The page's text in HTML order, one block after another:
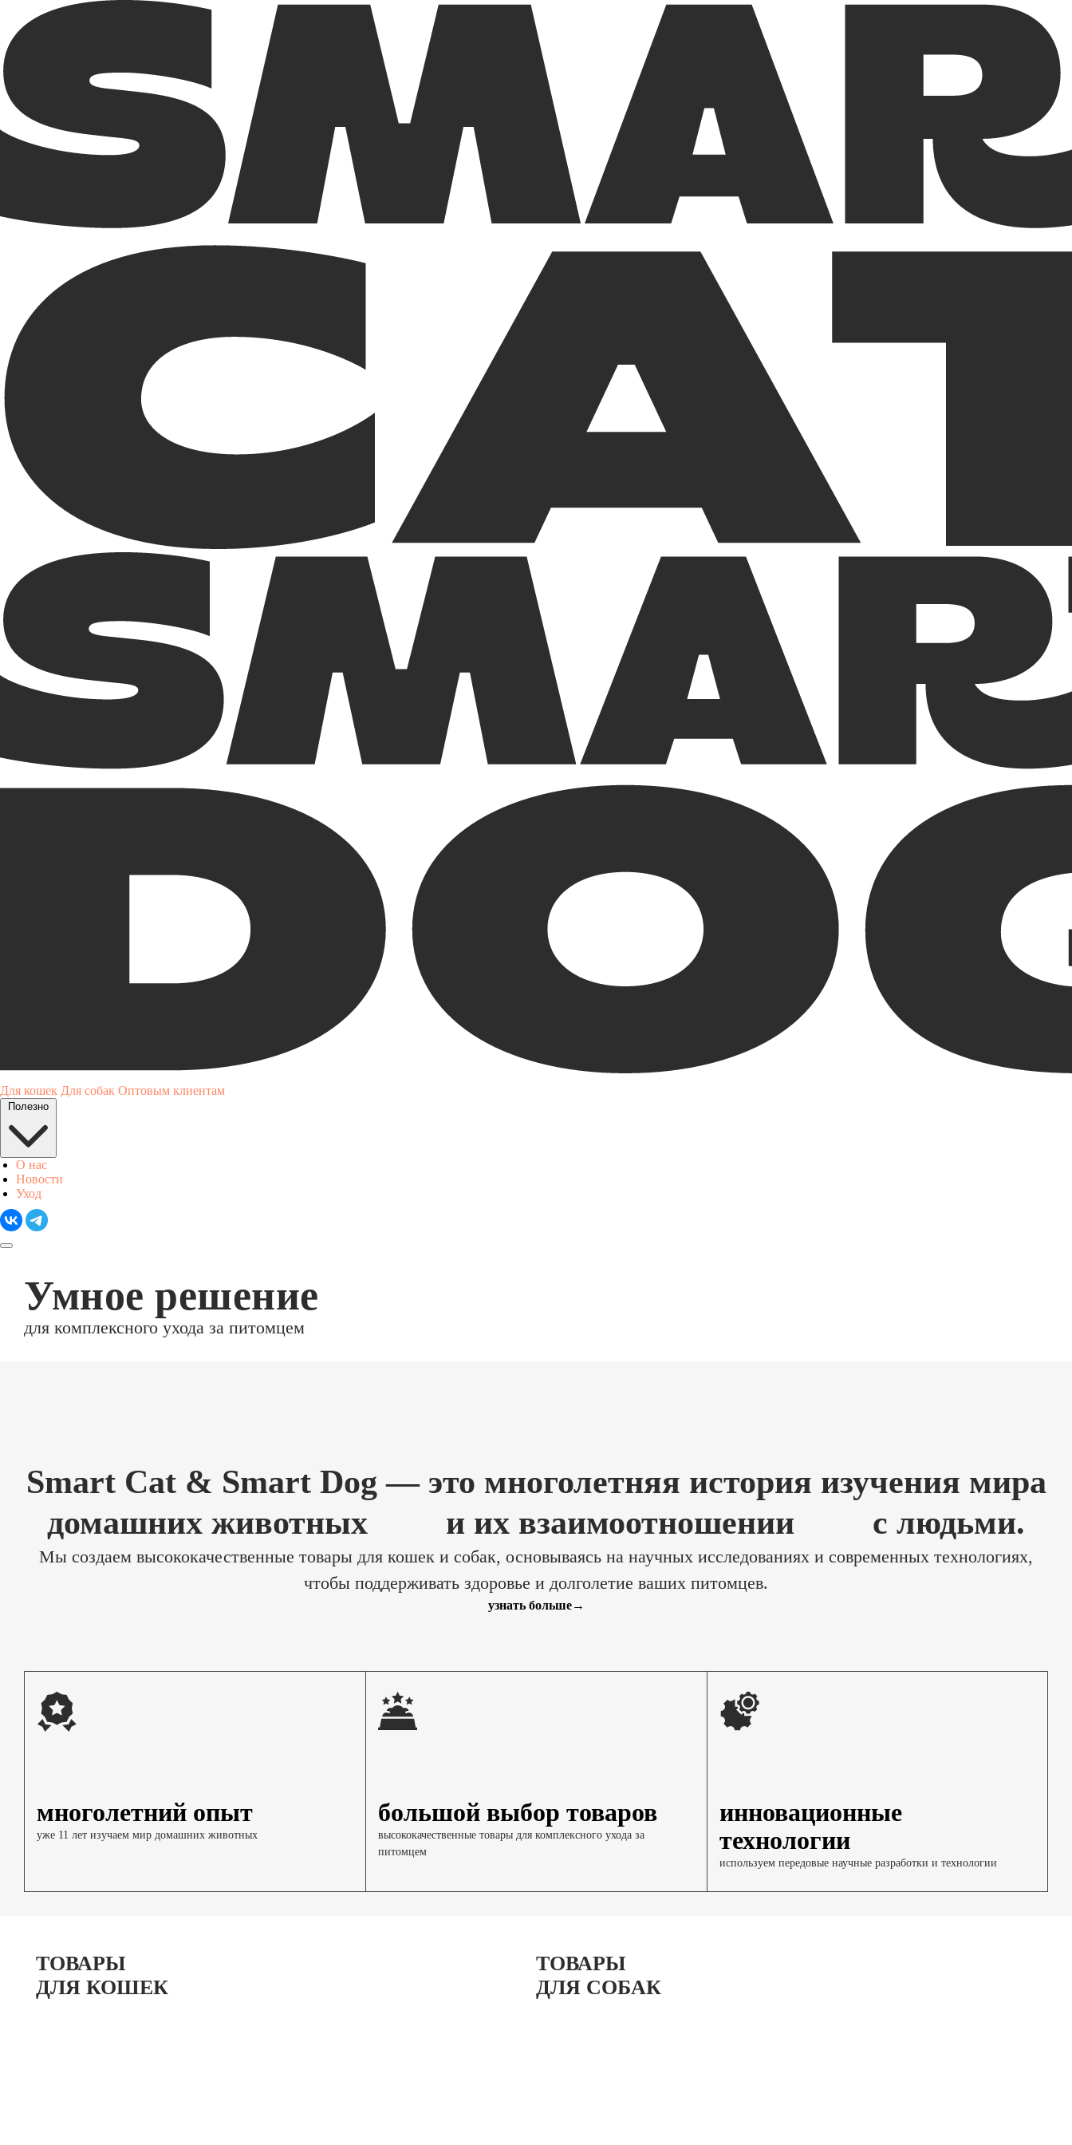
Для кошек Для собак Оптовым клиентам
Полезно
О нас
Новости
Уход
Умное решение
для комплексного ухода за питомцем
Smart Cat & Smart Dog — это многолетняя история изучения мира
домашних животных
и их взаимоотношении с людьми.
Мы создаем высококачественные товары для кошек и собак, основываясь на научных исследованиях и современных технологиях,
чтобы поддерживать здоровье и долголетие ваших питомцев.
узнать больше
многолетний опыт
уже 11 лет изучаем мир домашних животных
большой выбор товаров
высококачественные товары для комплексного ухода за
питомцем
инновационные
технологии
используем передовые научные разработки и технологии
ТОВАРЫ
ДЛЯ КОШЕК
ТОВАРЫ
ДЛЯ СОБАК